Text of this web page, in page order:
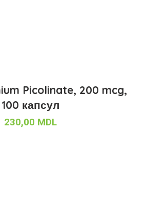
Picolinate, 200 mcg,
100 капсул
230,00 MDL